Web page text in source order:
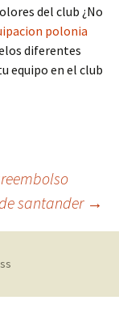
del club ¿No
polonia
diferentes
equipo en el club
santander →